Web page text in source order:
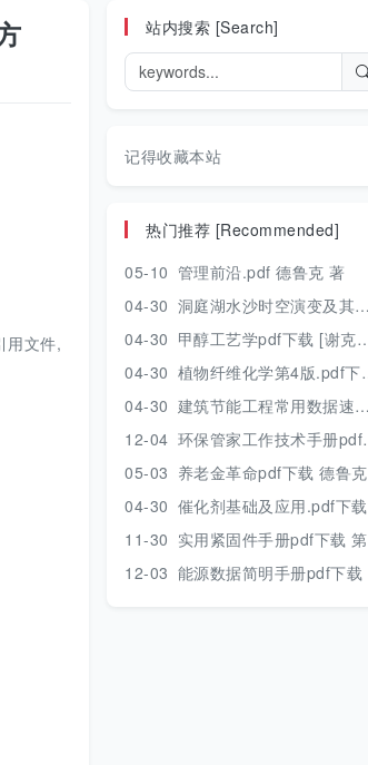
用文件,
站内搜索 [Search]
记得收藏本站
热门推荐 [Recommended]
05-10 管理前沿.pdf 德鲁克 著
04-30 洞庭湖水沙时空演变及其对水资源安全的影响研究.pdf 胡光伟 著 2017年版
04-30 甲醇工艺学pdf下载 [谢克昌 房鼎业主编] 2010年版
04-30 植物纤维化学第4版.pdf下载 [裴继诚主编] 2012年版
04-30 建筑节能工程常用数据速查手册.pdf下载 [陈慢勤著] 2010年版
12-04 环保管家工作技术手册pdf下载 2019年版
05-03 养老金革命pdf下载 德鲁克 著
04-30 催化剂基础及应用.pdf下载 [季生福 张谦温 赵彬侠编] 2011年版
11-30 实用紧固件手册pdf下载 第三版 2018年版
12-03 能源数据简明手册pdf下载 2017版